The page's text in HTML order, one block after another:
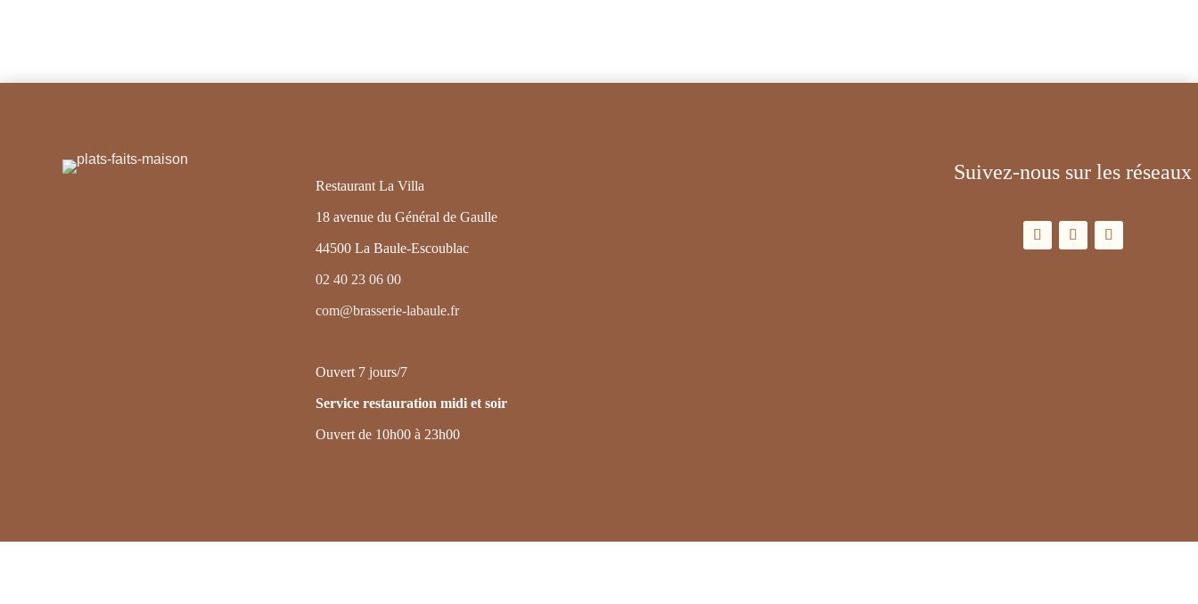
Restaurant La Villa
18 avenue du Général de Gaulle
44500 La Baule-Escoublac
02 40 23 06 00
com@brasserie-labaule.fr
Ouvert 7 jours/7
Service restauration midi et soir
Ouvert de 10h00 à 23h00
Suivez-nous sur les réseaux